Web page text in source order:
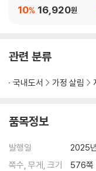
2-10. 거듭제곱: 이거 때
2-12. 등분제와 포함제
2-13. 분수의 나눗셈: 나
2-14. 검산 대신 답을 예
3-2. 괄호: 먼저 계산하라
3-3. 약속에 의한 연산기
16,920원
10%
관련 분류
국내도서 가정 살림
품목정보
발행일
2025
쪽수, 무게, 크기
576